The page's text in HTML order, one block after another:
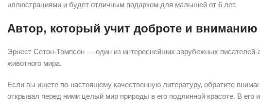
иллюстрациями и будет отличным подарком для малышей от 6 лет.
Автор, который учит доброте и
Эрнест Сетон-Томпсон — один из интереснейших зарубежных писателей-
животного мира.
Если вы ищете по-настоящему качественную литературу, обратите
открывал перед ними целый мир природы в его подлинной красоте. В